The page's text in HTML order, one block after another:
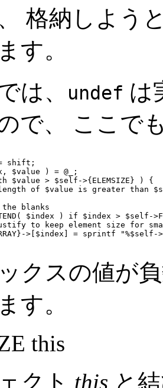
格納しよう
す。
は、
undef は
で、 ここで
shift;
$value ) = @_;
$value > $self->{ELEMSIZE} ) {
of $value is greater than
blanks
$index ) if $index > $self-
to keep element size for
>[$index] = sprintf "%$self-
クスの値が
す。
this
クト this と